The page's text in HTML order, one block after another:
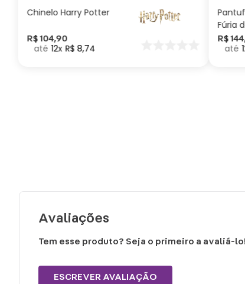
Chinelo Harry Potter
R$ 104,90
12 R$ 8,74
Fúria
Como
seu
R$ 144
Avaliações
Tem esse produto? Seja o primeiro a avaliá-
ESCREVER AVALIAÇÃO